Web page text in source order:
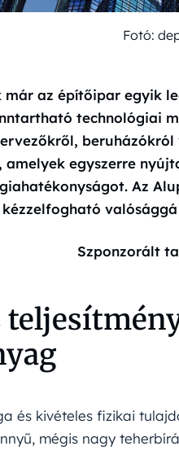
Fotó:
már az építőipar egyik
technológiai
amelyek egyszerre
Az
Szponzorált
és kivételes fizikai
mégis nagy